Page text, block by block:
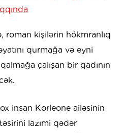
roman kişilərin hökmranlıq
qurmağa və eyni
çalışan bir qadının
insan Korleone ailəsinin
lazımi qədər